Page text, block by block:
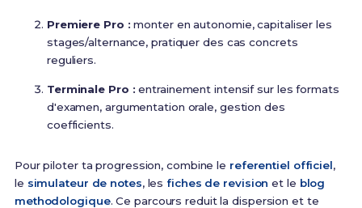
Premiere Pro : monter en autonomie, capitaliser les
stages/alternance, pratiquer des cas concrets
reguliers.
Terminale Pro : entrainement intensif sur les formats
d'examen, argumentation orale, gestion des
coefficients.
Pour piloter ta progression, combine le referentiel officiel,
le simulateur de notes, les fiches de revision et le blog
methodologique. Ce parcours reduit la dispersion et te